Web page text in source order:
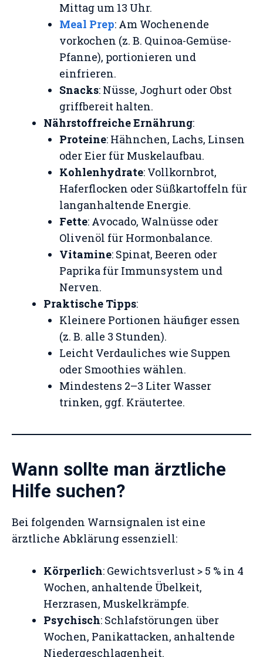
Mittag um 13 Uhr.
Meal Prep: Am Wochenende
vorkochen (z. B. Quinoa-Gemüse-
Pfanne), portionieren und
einfrieren.
Snacks: Nüsse, Joghurt oder Obst
griffbereit halten.
Nährstoffreiche Ernährung:
Proteine: Hähnchen, Lachs, Linsen
oder Eier für Muskelaufbau.
Kohlenhydrate: Vollkornbrot,
Haferflocken oder Süßkartoffeln für
langanhaltende Energie.
Fette: Avocado, Walnüsse oder
Olivenöl für Hormonbalance.
Vitamine: Spinat, Beeren oder
Paprika für Immunsystem und
Nerven.
Praktische Tipps:
Kleinere Portionen häufiger essen
(z. B. alle 3 Stunden).
Leicht Verdauliches wie Suppen
oder Smoothies wählen.
Mindestens 2–3 Liter Wasser
trinken, ggf. Kräutertee.
Wann sollte man ärztliche
Hilfe suchen?
Bei folgenden Warnsignalen ist eine
ärztliche Abklärung essenziell:
Körperlich: Gewichtsverlust > 5 % in 4
Wochen, anhaltende Übelkeit,
Herzrasen, Muskelkrämpfe.
Psychisch: Schlafstörungen über
Wochen, Panikattacken, anhaltende
Niedergeschlagenheit.